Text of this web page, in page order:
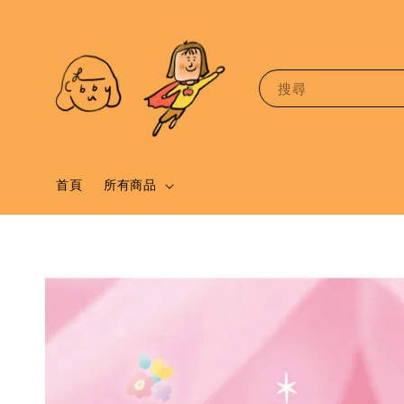
搜尋
首頁 所有商品